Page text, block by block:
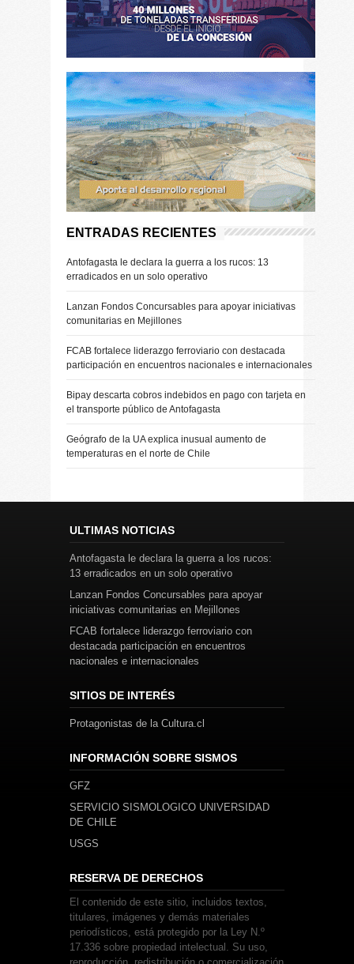
ENTRADAS RECIENTES
Antofagasta le declara la guerra a los rucos: 13
erradicados en un solo operativo
Lanzan Fondos Concursables para apoyar iniciativas
comunitarias en Mejillones
FCAB fortalece liderazgo ferroviario con destacada
participación en encuentros nacionales e internacionales
Bipay descarta cobros indebidos en pago con tarjeta en
el transporte público de Antofagasta
Geógrafo de la UA explica inusual aumento de
temperaturas en el norte de Chile
ULTIMAS NOTICIAS
Antofagasta le declara la guerra a los rucos:
13 erradicados en un solo operativo
Lanzan Fondos Concursables para apoyar
iniciativas comunitarias en Mejillones
FCAB fortalece liderazgo ferroviario con
destacada participación en encuentros
nacionales e internacionales
SITIOS DE INTERÉS
Protagonistas de la Cultura.cl
INFORMACIÓN SOBRE SISMOS
GFZ
SERVICIO SISMOLOGICO UNIVERSIDAD
DE CHILE
USGS
RESERVA DE DERECHOS
El contenido de este sitio, incluidos textos,
titulares, imágenes y demás materiales
periodísticos, está protegido por la Ley N.º
17.336 sobre propiedad intelectual. Su uso,